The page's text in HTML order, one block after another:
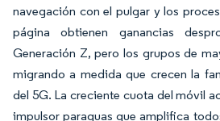
navegación con el pulgar y los
página obtienen ganancias
Generación Z, pero los grupos de
migrando a medida que crecen la
del 5G. La creciente cuota del móvil
impulsor paraguas que amplifica